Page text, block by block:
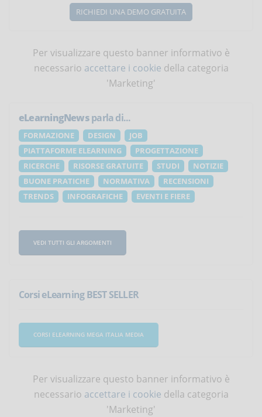
RICHIEDI UNA DEMO GRATUITA
Per visualizzare questo banner informativo è
necessario accettare i cookie della categoria
'Marketing'
eLearningNewsparla di...
FORMAZIONE DESIGN
JOB
PIATTAFORME ELEARNING
PROGETTAZIONE
RICERCHE
RISORSE GRATUITE STUDI
NOTIZIE
BUONE PRATICHE
NORMATIVA
RECENSIONI
TRENDS
INFOGRAFICHE EVENTI E FIERE
VEDI TUTTI GLI ARGOMENTI
Corsi eLearning BEST SELLER
CORSI ELEARNING MEGA ITALIA MEDIA
Per visualizzare questo banner informativo è
necessario accettare i cookie della categoria
'Marketing'